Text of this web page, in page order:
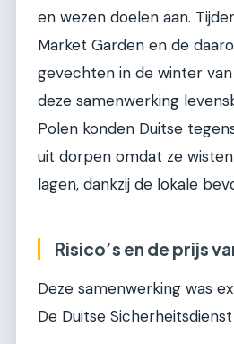
en wezen doelen aan.
Market Garden en de
gevechten in de winter van
deze samenwerking
Polen konden Duitse
uit dorpen omdat ze
lagen, dankzij de lokale
Risico’s en de prijs
Deze samenwerking was
De Duitse